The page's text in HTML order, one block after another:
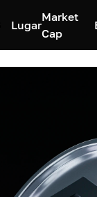
Lugar
Market
Cap